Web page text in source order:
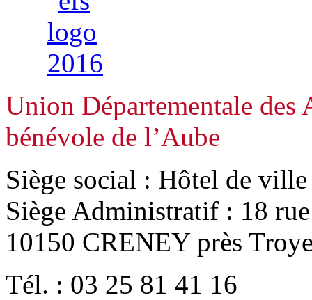
Union Départementale des
bénévole de l’Aube
Siège social : Hôtel de
Siège Administratif : 18 rue
10150 CRENEY près
Tél. : 03 25 81 41 16